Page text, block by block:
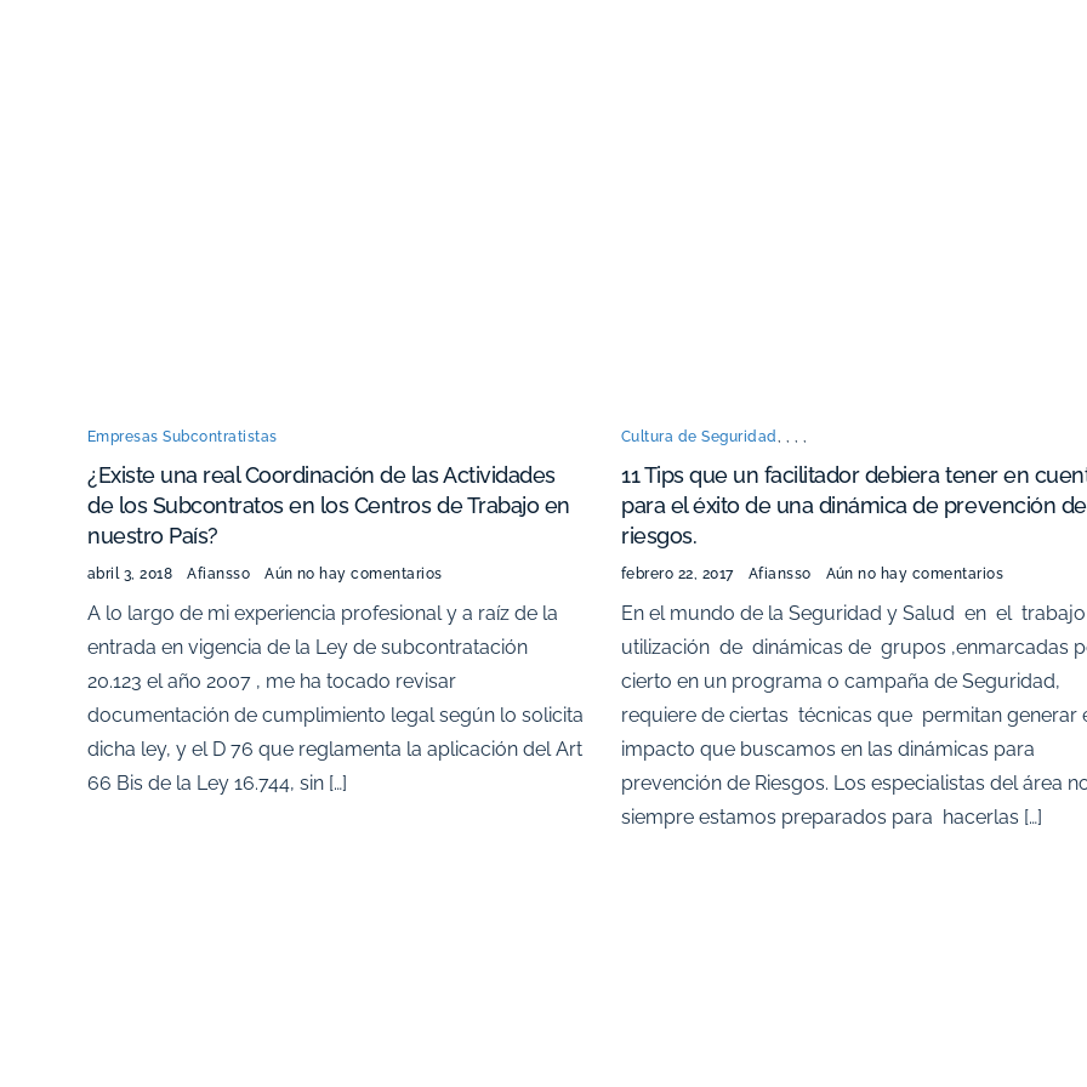
Empresas Subcontratistas
¿Existe una real Coordinación de las Actividades
de los Subcontratos en los Centros de Trabajo en
nuestro País?
abril 3, 2018 Afiansso Aún no hay comentarios
A lo largo de mi experiencia profesional y a raíz de la
entrada en vigencia de la Ley de subcontratación
20.123 el año 2007 , me ha tocado revisar
documentación de cumplimiento legal según lo solicita
dicha ley, y el D 76 que reglamenta la aplicación del Art
66 Bis de la Ley 16.744, sin […]
Cultura de Seguridad
11 Tips que un facilitador debiera tener en
para el éxito de una dinámica de prevención de
riesgos.
febrero 22, 2017 Afiansso Aún no hay comentarios
En el mundo de la Seguridad y Salud en el
utilización de dinámicas de grupos ,enmarcadas
cierto en un programa o campaña de Seguridad,
requiere de ciertas técnicas que permitan generar
impacto que buscamos en las dinámicas para
prevención de Riesgos. Los especialistas del área
siempre estamos preparados para hacerlas […]